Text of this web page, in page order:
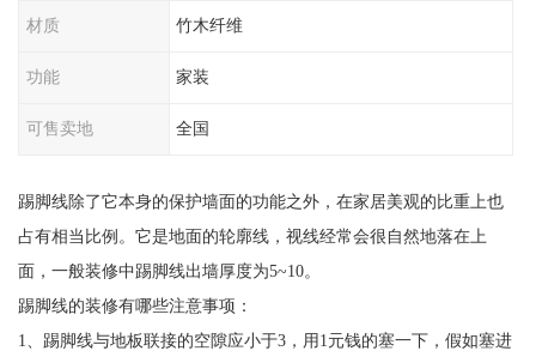
材质 竹木纤维
功能 家装
可售卖地 全国
踢脚线除了它本身的保护墙面的功能之外，在家居美观的比重上也
占有相当比例。它是地面的轮廓线，视线经常会很自然地落在上
面，一般装修中踢脚线出墙厚度为5~10。
踢脚线的装修有哪些注意事项：
1、踢脚线与地板联接的空隙应小于3，用1元钱的塞一下，假如塞进